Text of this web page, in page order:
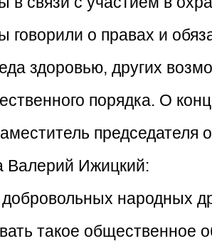
говорили о правах и
здоровью, других
порядка. О
председателя
Валерий Ижицкий:
народных
такое общественное